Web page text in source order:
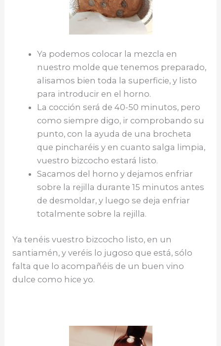
Ya podemos colocar la mezcla en
nuestro molde que tenemos preparado,
alisamos bien toda la superficie, y listo
para introducir en el horno.
La cocción será de 40-50 minutos, pero
como siempre digo, ir comprobando su
punto, con la ayuda de una brocheta
que pincharéis y en cuanto salga limpia,
vuestro bizcocho estará listo.
Sacamos del horno y dejamos enfriar
sobre la rejilla durante 15 minutos antes
de desmoldar, y luego se deja enfriar
totalmente sobre la rejilla.
Ya tenéis vuestro bizcocho listo, en un
santiamén, y veréis lo jugoso que está, sólo
falta que lo acompañéis de un buen vino
dulce como hice yo.